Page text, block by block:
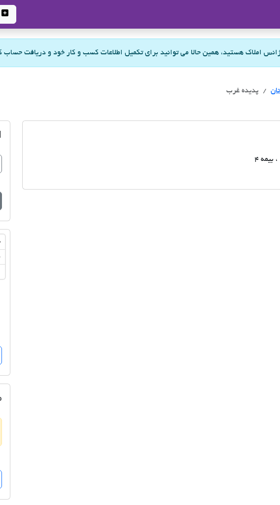
املاک هستید، همین حالا می توانید برای تکمیل اطلاعات کسب و کار خود و دریافت حساب
پدیده غرب